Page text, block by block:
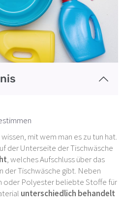
mit wem man es zu tun hat.
der Unterseite der Tischwäsche
, welches Aufschluss über das
der Tischwäsche gibt. Neben
oder Polyester beliebte Stoffe für
unterschiedlich behandelt